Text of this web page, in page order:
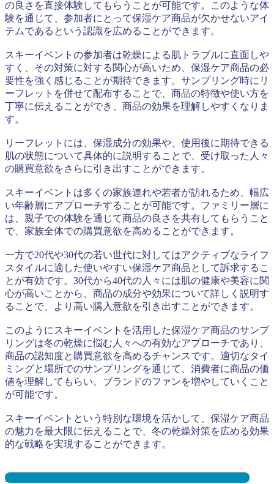
の良さを直接体験してもらうことが可能です。このような体
験を通じて、参加者にとって保湿ケア商品が欠かせないアイ
テムであるという認識を広めることができます。
スキーイベントの参加者は乾燥による肌トラブルに直面しや
すく、その対策に対する関心が高いため、保湿ケア商品の必
要性を強く感じることが期待できます。サンプリング時にリ
ーフレットを併せて配布することで、商品の特徴や使い方を
丁寧に伝えることができ、商品の効果を理解しやすくなりま
す。
リーフレットには、保湿成分の効果や、使用後に期待できる
肌の状態について具体的に説明することで、受け取った人々
の購買意欲をさらに引き出すことができます。
スキーイベントは多くの家族連れや若者が訪れるため、幅広
い年齢層にアプローチすることが可能です。ファミリー層に
は、親子での体験を通じて商品の良さを共有してもらうこと
で、家族全体での購買意欲を高めることができます。
一方で20代や30代の若い世代に対してはアクティブなライフ
スタイルに適した使いやすい保湿ケア商品として訴求するこ
とが有効です。30代から40代の人々には肌の健康や美容に関
心が高いことから、商品の成分や効果について詳しく説明す
ることで、より高い購入意欲を引き出すことができます。
このようにスキーイベントを活用した保湿ケア商品のサンプ
リングは冬の乾燥に悩む人々への有効なアプローチであり、
商品の認知度と購買意欲を高めるチャンスです。適切なタイ
ミングと場所でのサンプリングを通じて、消費者に商品の価
値を理解してもらい、ブランドのファンを増やしていくこと
が可能です。
スキーイベントという特別な環境を活かして、保湿ケア商品
の魅力を最大限に伝えることで、冬の乾燥対策を広める効果
的な戦略を実現することができます。
スキー場サンプリングとは？メリット３選と事例を紹介